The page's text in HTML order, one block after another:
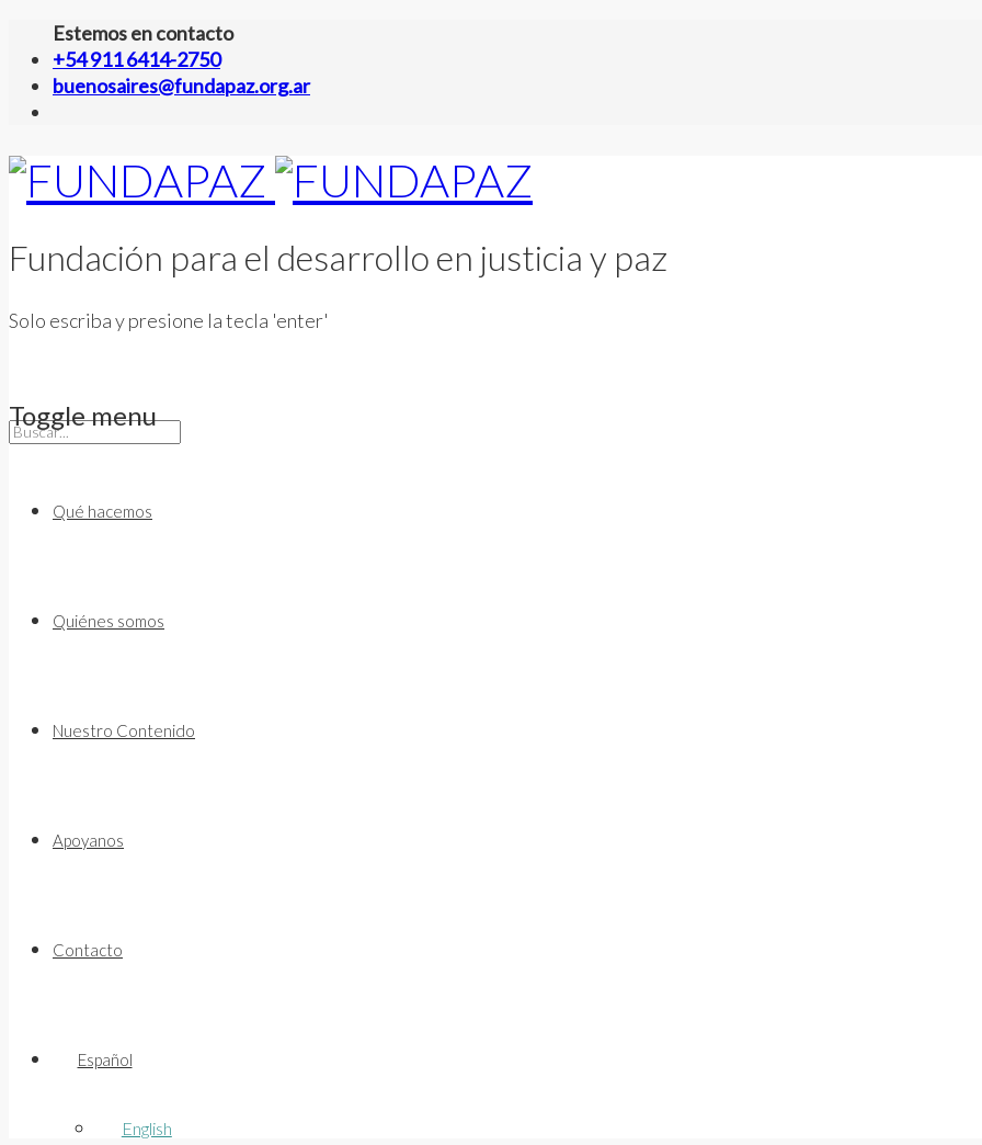
Estemos en contacto
+54 911 6414-2750
buenosaires@fundapaz.org.ar
Fundación para el desarrollo en justicia y paz
Solo escriba y presione la tecla 'enter'
Toggle menu
contentQué hacemos
Quiénes somos
Nuestro Contenido
Apoyanos
Contacto
Español
English